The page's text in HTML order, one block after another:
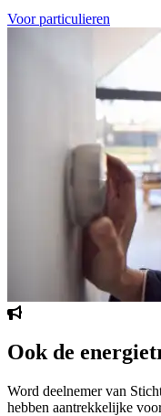
Voor particulieren
Ook de
Word deelnemer van
hebben aantrekkelijke